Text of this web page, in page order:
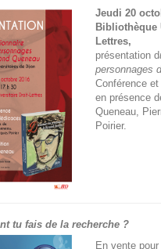
Jeudi 20
Bibliothèque
Lettres,
présentation d
personnages
Conférence
en présence
Queneau,
Poirier.
tu fais de la recherche ?
En vente